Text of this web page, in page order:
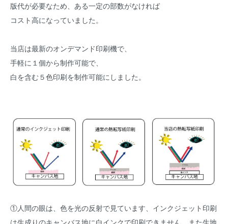
版代が必要なため、ある一定の部数がなければ
コスト高になっていました。
当店は最新のオンデマンド印刷機で、
手軽に１個から制作可能で、
白を含む５色印刷を制作可能にしました。
①人間の眼は、色を光の反射で見ています、インクジェット印刷
は生成りのキャンバス地に白インクで印刷できません、また生地